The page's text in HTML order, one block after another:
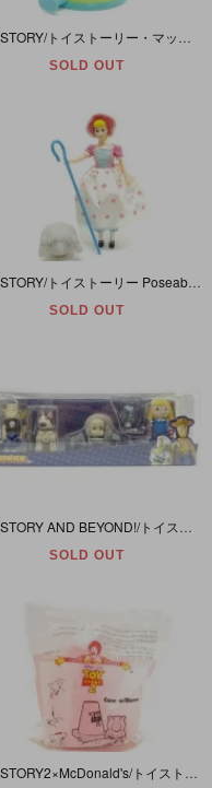
SOLD OUT
SOLD OUT
TOY STORY AND BEYOND!/トイストーリー アンド ビヨンド・KUBRICK/キューブリック【SET B】MEDKUB195
SOLD OUT